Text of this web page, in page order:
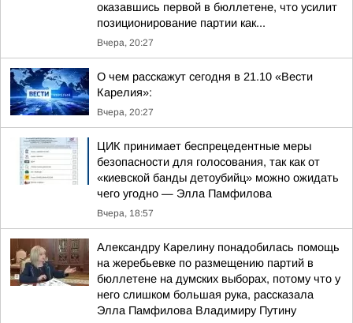
оказавшись первой в бюллетене, что усилит
позиционирование партии как...
Вчера, 20:27
О чем расскажут сегодня в 21.10 «Вести
Карелия»:
Вчера, 20:27
ЦИК принимает беспрецедентные меры
безопасности для голосования, так как от
«киевской банды детоубийц» можно ожидать
чего угодно — Элла Памфилова
Вчера, 18:57
Александру Карелину понадобилась помощь
на жеребьевке по размещению партий в
бюллетене на думских выборах, потому что у
него слишком большая рука, рассказала
Элла Памфилова Владимиру Путину